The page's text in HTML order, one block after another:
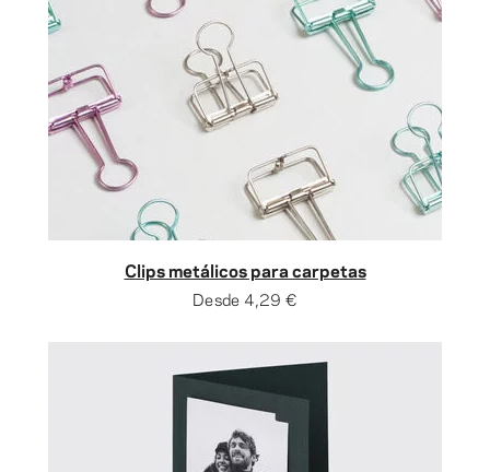
Clips metálicos para carpetas
Desde 4,29 €